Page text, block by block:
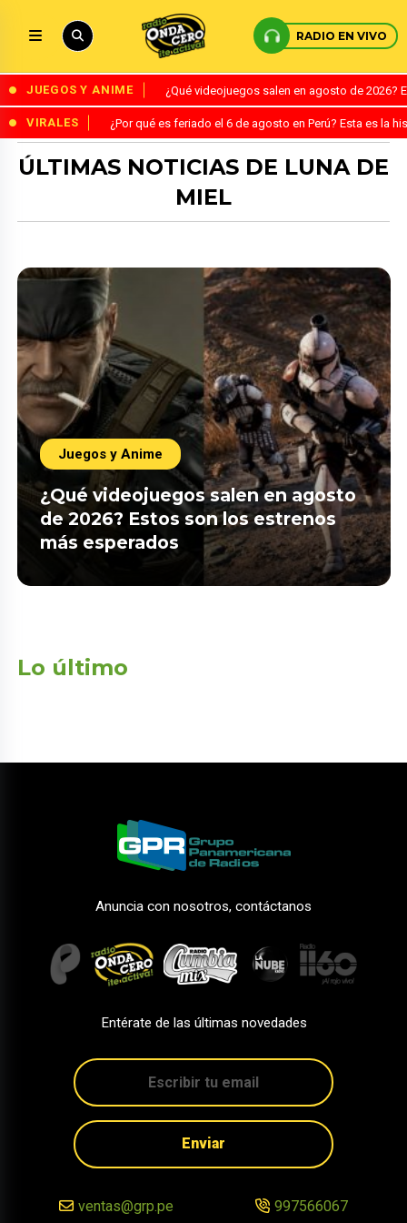
RADIO EN VIVO
JUEGOS Y ANIME ¿Qué videojuegos salen en agosto de
VIRALES ¿Por qué es feriado el 6 de agosto en Perú? Esta es la
ÚLTIMAS NOTICIAS DE LUNA DE
MIEL
Juegos y Anime
¿Qué videojuegos salen en agosto
de 2026? Estos son los estrenos
más esperados
Lo último
Anuncia con nosotros, contáctanos
Entérate de las últimas novedades
Enviar
ventas@grp.pe 997566067